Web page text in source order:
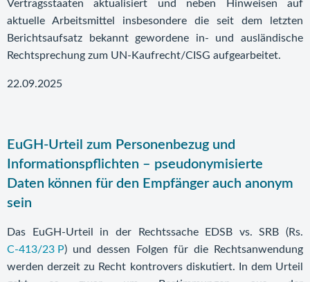
Vertragsstaaten aktualisiert und neben Hinweisen auf
aktuelle Arbeitsmittel insbesondere die seit dem letzten
Berichtsaufsatz bekannt gewordene in- und ausländische
Rechtsprechung zum UN-Kaufrecht/CISG aufgearbeitet.
22.09.2025
EuGH-Urteil zum Personenbezug und
Informationspflichten – pseudonymisierte
Daten können für den Empfänger auch anonym
sein
Das EuGH-Urteil in der Rechtssache EDSB vs. SRB (Rs.
C‑413/23 P) und dessen Folgen für die Rechtsanwendung
werden derzeit zu Recht kontrovers diskutiert. In dem Urteil